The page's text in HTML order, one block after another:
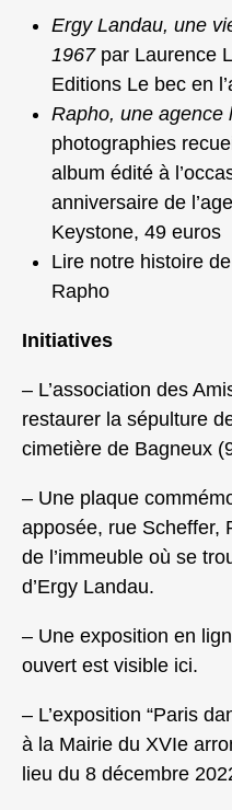
Ergy Landau, une
1967par Laurence
Editions Le bec en
Rapho, une agence
photographies
album édité à
anniversaire de
Keystone, 49 euros
Lire notre histoire
Rapho
Initiatives
– L’association des
restaurer la sépulture
cimetière de Bagneux
– Une plaque
apposée, rue Scheffer,
de l’immeuble où se
d’Ergy Landau.
– Une exposition en
ouvert est visible ici.
– L’exposition “Paris
à la Mairie du XVIe
lieu du 8 décembre